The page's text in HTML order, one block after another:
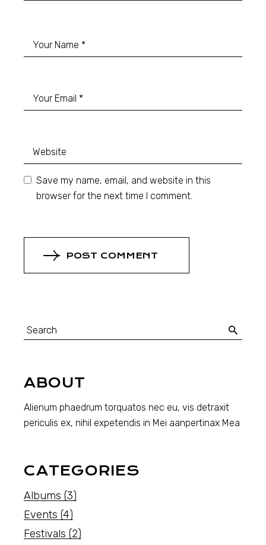
Save my name, email, and website in this
browser for the next time I comment.
POST COMMENT
ABOUT
Alienum phaedrum torquatos nec eu, vis detraxit
periculis ex, nihil expetendis in Mei aanpertinax Mea
CATEGORIES
Albums (3)
Events (4)
Festivals (2)